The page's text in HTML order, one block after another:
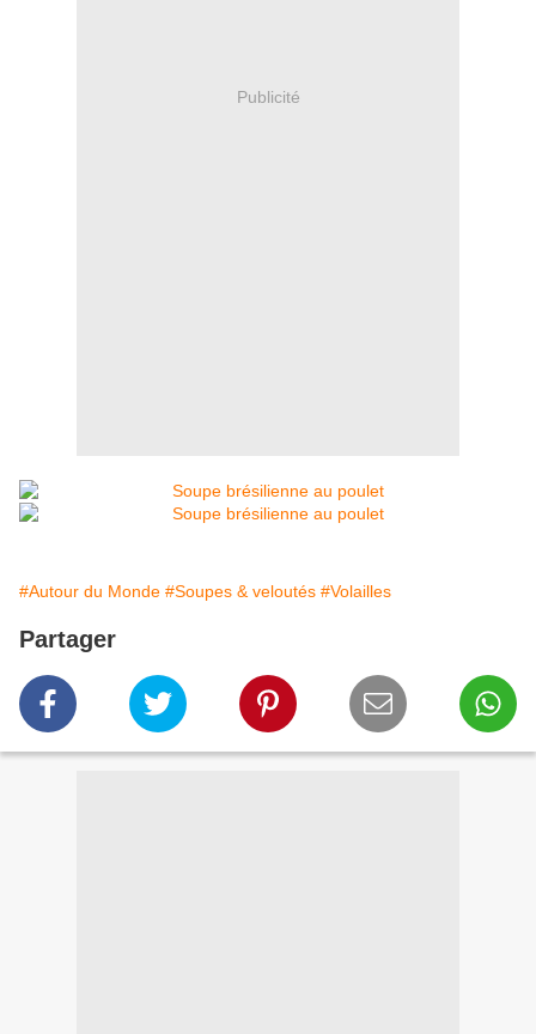
Publicité
#Autour du Monde #Soupes & veloutés #Volailles
Partager